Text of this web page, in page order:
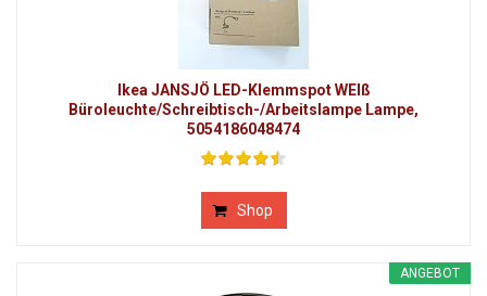
Ikea JANSJÖ LED-Klemmspot WEIß
Büroleuchte/Schreibtisch-/Arbeitslampe Lampe,
5054186048474
Shop
ANGEBOT